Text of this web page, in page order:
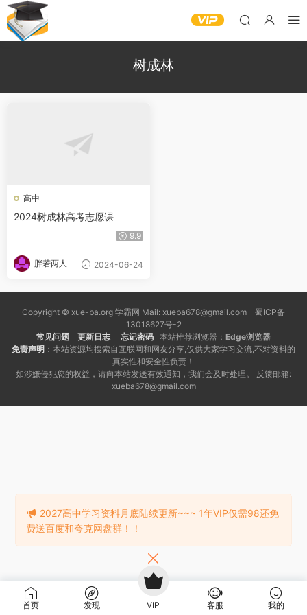
树成林
高中
2024树成林高考志愿课
9.9
胖若两人 2024-06-24
Copyright © xue-ba.org 学霸网 Mail: xueba678@gmail.com 蜀ICP备
13018627号-2
常见问题
更新日志 忘记密码 本站推荐浏览器： Edge浏览器
免责声明 ：本站资源均搜索自互联网和网友分享,仅供大家学习交流,不对资料的
真实性和安全性负责！
如涉嫌侵犯您的权益，请向本站发送有效通知，我们会及时处理。 反馈邮箱:
xueba678@gmail.com
首页 发现 VIP 客服 我的
2027高中学习资料月底陆续更新~~~ 1年VIP仅需98还免
费送百度和夸克网盘群！！